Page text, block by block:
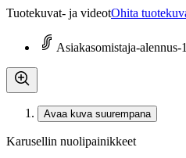
Tuotekuvat- ja videotOhita
Asiakasomistaja-alennus-
Avaa kuva suurempana
Karusellin nuolipainikkeet